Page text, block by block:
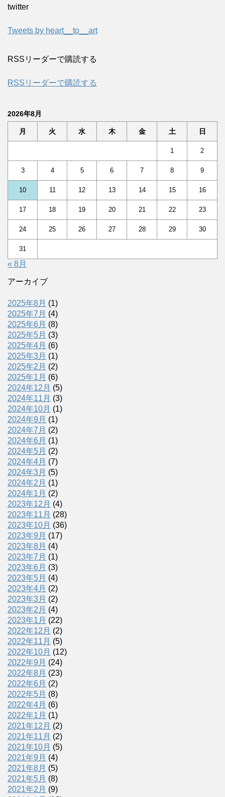
twitter
Tweets by heart__to__art
RSSリーダーで購読する
RSSリーダーで購読する
2026年8月
月 火 水 木 金 土 日
1 2
3 4 5 6 7 8 9
10 11 12 13 14 15 16
17 18 19 20 21 22 23
24 25 26 27 28 29 30
31
« 8月
アーカイブ
2025年8月 (1)
2025年7月 (4)
2025年6月 (8)
2025年5月 (3)
2025年4月 (6)
2025年3月 (1)
2025年2月 (2)
2025年1月 (6)
2024年12月 (5)
2024年11月 (3)
2024年10月 (1)
2024年9月 (1)
2024年7月 (2)
2024年6月 (1)
2024年5月 (2)
2024年4月 (7)
2024年3月 (5)
2024年2月 (1)
2024年1月 (2)
2023年12月 (4)
2023年11月 (28)
2023年10月 (36)
2023年9月 (17)
2023年8月 (4)
2023年7月 (1)
2023年6月 (3)
2023年5月 (4)
2023年4月 (2)
2023年3月 (2)
2023年2月 (4)
2023年1月 (22)
2022年12月 (2)
2022年11月 (5)
2022年10月 (12)
2022年9月 (24)
2022年8月 (23)
2022年6月 (2)
2022年5月 (8)
2022年4月 (6)
2022年1月 (1)
2021年12月 (2)
2021年11月 (2)
2021年10月 (5)
2021年9月 (4)
2021年8月 (5)
2021年5月 (8)
2021年2月 (9)